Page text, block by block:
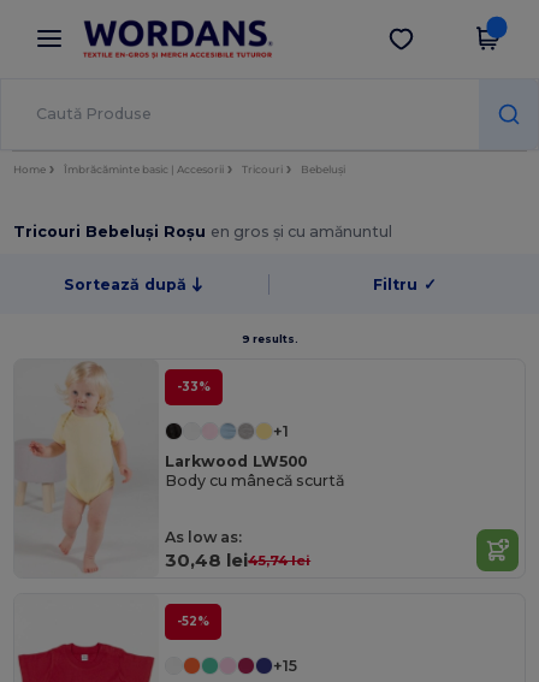
× Aplicația Wordans
Prețuri mai bune în aplicație!
Descarcă app
Home Îmbrăcăminte basic | Accesorii Tricouri Bebeluși
Tricouri Bebeluși Roșu en gros și cu amănuntul
Sortează după Filtru ✓
9 results.
-33%
+1
Larkwood LW500
Body cu mânecă scurtă
As low as:
30,48 lei45,74 lei
-52%
+15